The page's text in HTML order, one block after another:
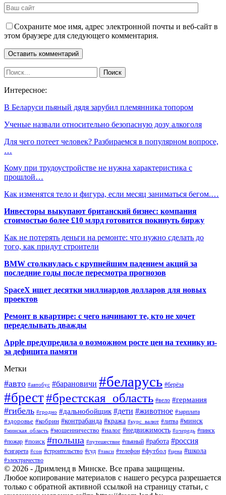
Сохраните мое имя, адрес электронной почты и веб-сайт в
этом браузере для следующего комментария.
Интересное:
В Беларуси пьяный дядя зарубил племянника топором
Ученые назвали относительно безопасную дозу алкоголя
Для чего потеет человек? Разбираемся в популярном вопросе,
…
Кому при трудоустройстве не нужна характеристика с
прошлой…
Как изменятся тело и фигура, если месяц заниматься бегом.…
Инвесторы выкупают британский бизнес: компания
стоимостью более £10 млрд готовится покинуть биржу
Как не потерять деньги на ремонте: что нужно сделать до
того, как придут строители
BMW столкнулась с крупнейшим падением акций за
последние годы после пересмотра прогнозов
SpaceX ищет десятки миллиардов долларов для новых
проектов
Ремонт в квартире: с чего начинают те, кто не хочет
переделывать дважды
Apple предупредила о возможном росте цен на технику из-
за дефицита памяти
Метки
#авто #автобус #барановичи #беларусь #берёза
#брест#брестская_область #вело #германия
#гибель #гродно #дальнобойщик #дети #животное #зарплата
#здоровье #кобрин #контрабанда #кража #курс_валют #литва #минск
#минская_область #мошенничество #налог #недвижимость #очередь #пинск
#пожар #поиск #польша #путешествие #пьяный #работа #россия
#сигарета #сон #строительство #суд #такси #телефон #футбол #цена #школа
#электричество
© 2026 - Дримленд в Минске. Все права защищены.
Любое копирование материалов с нашего ресурса разрешается
только с обратной активной ссылкой на страницу статьи, с